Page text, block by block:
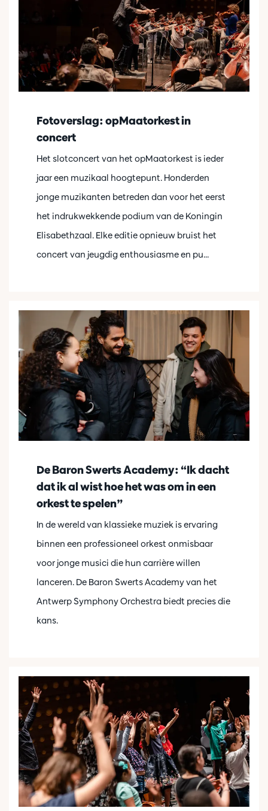
Fotoverslag: opMaatorkest in
concert
Het slotconcert van het opMaatorkest is ieder
jaar een muzikaal hoogtepunt. Honderden
jonge muzikanten betreden dan voor het eerst
het indrukwekkende podium van de Koningin
Elisabethzaal. Elke editie opnieuw bruist het
concert van jeugdig enthousiasme en pu...
De Baron Swerts Academy: “Ik dacht
dat ik al wist hoe het was om in een
orkest te spelen”
In de wereld van klassieke muziek is ervaring
binnen een professioneel orkest onmisbaar
voor jonge musici die hun carrière willen
lanceren. De Baron Swerts Academy van het
Antwerp Symphony Orchestra biedt precies die
kans.